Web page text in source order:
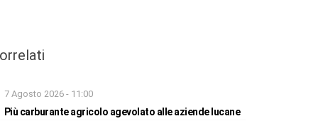
7 Agosto 2026 - 11:00
Più carburante agricolo agevolato alle aziende lucane